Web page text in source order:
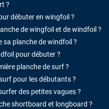
?
débuter en wingfoil ?
de wingfoil et de windfoil ?
sa planche de windfoil ?
pour débuter ?
planche de surf ?
pour les débutants ?
des petites vagues ?
shortboard et longboard ?